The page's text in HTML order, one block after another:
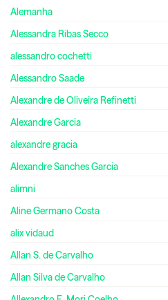
Alemanha
Alessandra Ribas Secco
alessandro cochetti
Alessandro Saade
Alexandre de Oliveira Refinetti
Alexandre Garcia
alexandre gracia
Alexandre Sanches Garcia
alimni
Aline Germano Costa
alix vidaud
Allan S. de Carvalho
Allan Silva de Carvalho